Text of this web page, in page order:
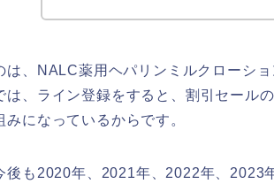
は、NALC薬用ヘパリンミルクローシ
は、ライン登録をすると、割引セール
みになっているからです。
後も2020年、2021年、2022年、2023